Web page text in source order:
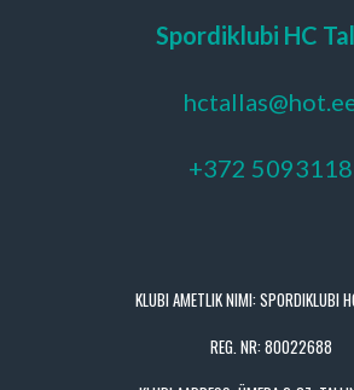
Spordiklubi HC
+372 5093118
KLUBI AMETLIK NIMI: SPORDIKLUBI
REG. NR: 80022688